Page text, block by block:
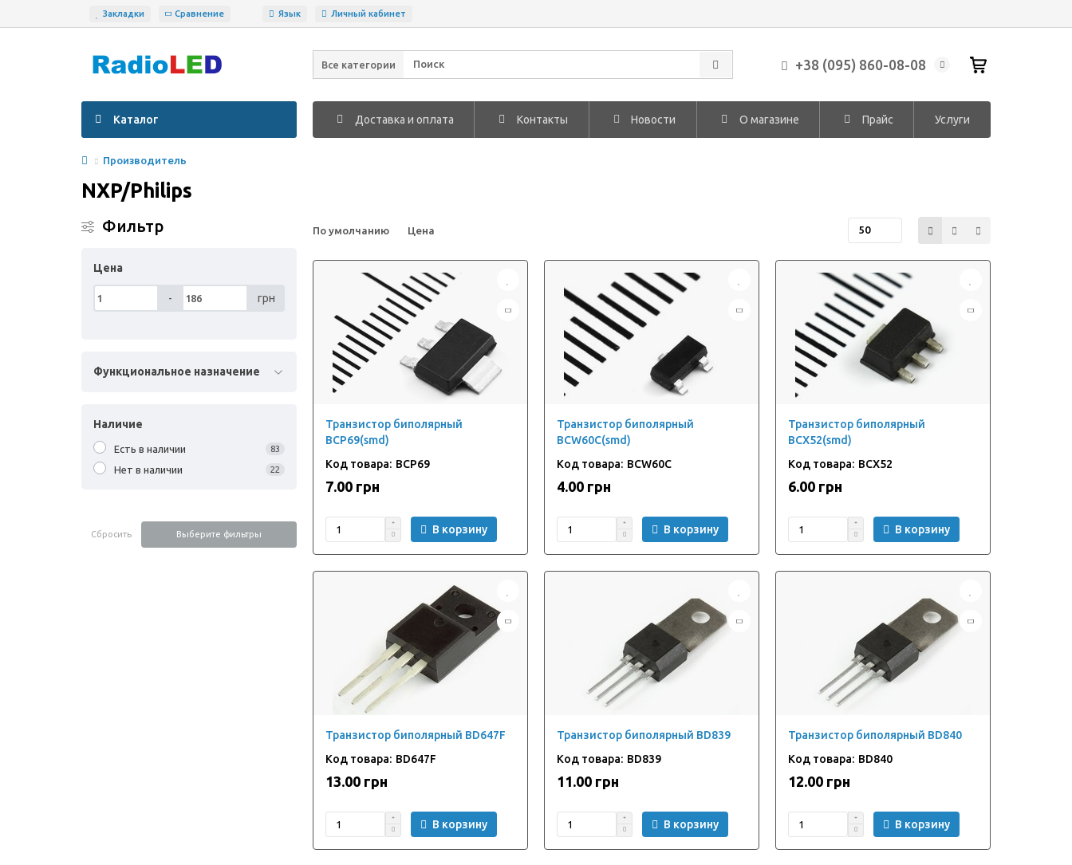
Закладки Сравнение Язык Личный кабинет
Все категории +38 (095) 860-08-08
Каталог Доставка и оплата Контакты Новости О магазине Прайс Услуги
Производитель
NXP/Philips
Фильтр
Цена
- грн
Функциональное назначение
Наличие
Есть в наличии 83
Нет в наличии 22
Сбросить Выберите фильтры
По умолчанию Цена
Транзистор биполярный
BCP69(smd)
BCP69
7.00 грн
В корзину
Транзистор биполярный
BCW60C(smd)
BCW60C
4.00 грн
В корзину
Транзистор биполярный
BCX52(smd)
BCX52
6.00 грн
В корзину
Транзистор биполярный BD647F
BD647F
13.00 грн
В корзину
Транзистор биполярный BD839
BD839
11.00 грн
В корзину
Транзистор биполярный BD840
BD840
12.00 грн
В корзину